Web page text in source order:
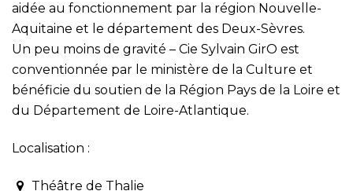
aidée au fonctionnement par la région Nouvelle-
Aquitaine et le département des Deux-Sèvres.
Un peu moins de gravité – Cie Sylvain GirO est
conventionnée par le ministère de la Culture et
bénéficie du soutien de la Région Pays de la Loire et
du Département de Loire-Atlantique.
Localisation :
Théâtre de Thalie